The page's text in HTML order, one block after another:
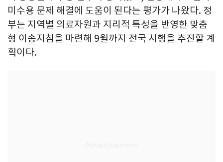
미수용 문제 해결에 도움이 된다는 평가가 나왔다. 정
부는 지역별 의료자원과 지리적 특성을 반영한 맞춤
형 이송지침을 마련해 9월까지 전국 시행을 추진할 계
획이다.